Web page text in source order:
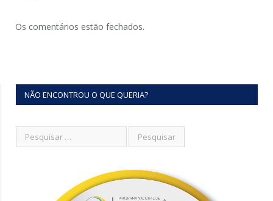
Os comentários estão fechados.
NÃO ENCONTROU O QUE QUERIA?